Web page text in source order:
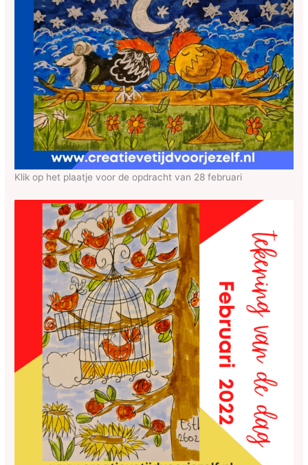
Klik op het plaatje voor de opdracht van 28 februari